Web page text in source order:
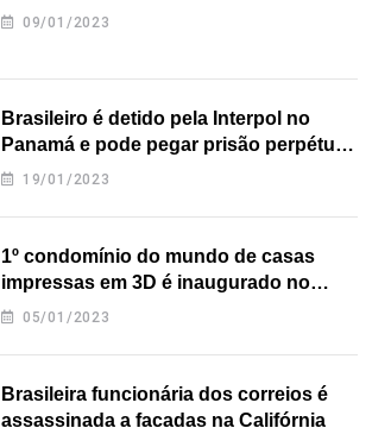
09/01/2023
Brasileiro é detido pela Interpol no
Panamá e pode pegar prisão perpétua
nos EUA
19/01/2023
1º condomínio do mundo de casas
impressas em 3D é inaugurado no
Texas
05/01/2023
Brasileira funcionária dos correios é
assassinada a facadas na Califórnia